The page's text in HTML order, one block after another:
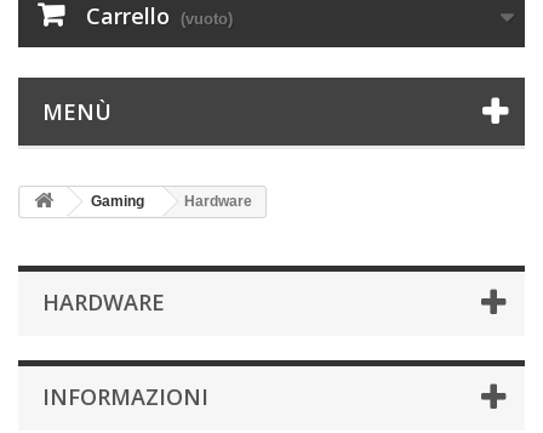
Carrello (vuoto)
MENÙ
Gaming Hardware
HARDWARE
INFORMAZIONI